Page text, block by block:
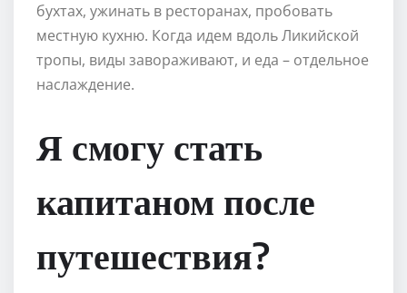
бухтах, ужинать в ресторанах, пробовать
местную кухню. Когда идем вдоль Ликийской
тропы, виды завораживают, и еда – отдельное
наслаждение.
Я смогу стать
капитаном после
путешествия?